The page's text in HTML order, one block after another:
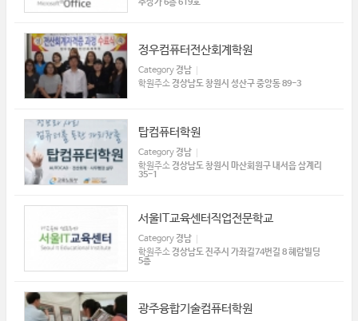
주상가 6층 619호
정우컴퓨터전산회계학원
Category경남
학원주소경상남도 창원시 성산구 중앙동 89-3
탑컴퓨터학원
Category경남
학원주소경상남도 창원시 마산회원구 내서읍 삼계리
35-1
서울IT교육센터직업전문학교
Category경남
학원주소경상남도 진주시 가좌길74번길 8 혜람빌딩
5층
광주융합기술컴퓨터학원